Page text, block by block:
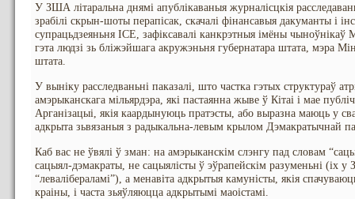
У ЗША літаральна днямі апублікаваныя журналісцкія
зрабілі скрын-шоты перапісак, скачалі фінансавыя дакуманты і
супрацьдзеяньня ICE, зафіксавалі канкрэтныя імёны чыноўнікаў
гэта людзі зь бліжэйшага акружэньня губернатара штата, мэра
штата.
У выніку расследваньні паказалі, што частка гэтых структураў
амэрыканскага мільярдэра, які пастаянна жыве ў Кітаі і мае
Арганізацыі, якія каардынуюць пратэсты, або выразна маюць у
адкрыта зьвязаныя з радыкальна-левым крылом Дэмакратычнай
Каб вас не ўвялі ў зман: на амэрыканскім слэнгу пад словам
сацыял-дэмакраты, не сацыялісты ў эўрапейскім разуменьні (іх
“левалібераламі”), а менавіта адкрытыя камуністы, якія
краіны, і часта зьяўляюцца адкрытымі маоістамі.